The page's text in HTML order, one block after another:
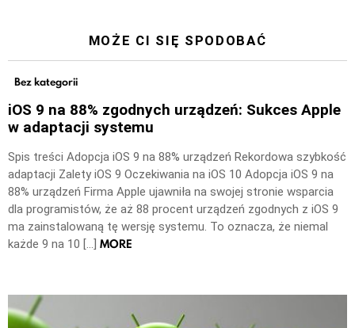
MOŻE CI SIĘ SPODOBAĆ
Bez kategorii
iOS 9 na 88% zgodnych urządzeń: Sukces Apple
w adaptacji systemu
Spis treści Adopcja iOS 9 na 88% urządzeń Rekordowa szybkość
adaptacji Zalety iOS 9 Oczekiwania na iOS 10 Adopcja iOS 9 na
88% urządzeń Firma Apple ujawniła na swojej stronie wsparcia
dla programistów, że aż 88 procent urządzeń zgodnych z iOS 9
ma zainstalowaną tę wersję systemu. To oznacza, że niemal
każde 9 na 10 […] MORE